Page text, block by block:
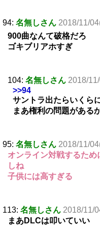
94: 名無しさん 2018/11/
900曲なんて破格だろ
ゴキブリアホすぎ
104: 名無しさん 2018/
>>94
サントラ出たらいくら
まあ権利の問題がある
95: 名無しさん 2018/11/
オンライン対戦するた
しね
子供には高すぎる
113: 名無しさん 2018/11/
まあDLCは叩いていい